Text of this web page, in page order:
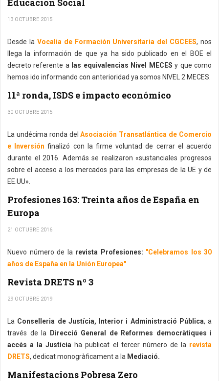
Educación Social
13 OCTUBRE 2015
Desde la Vocalia de Formación Universitaria del CGCEES, nos
llega la información de que ya ha sido publicado en el BOE el
decreto referente a las equivalencias Nivel MECES y que como
hemos ido informando con anterioridad ya somos NIVEL 2 MECES.
11ª ronda, ISDS e impacto económico
30 OCTUBRE 2015
La undécima ronda delAsociación Transatlántica de Comercio
e Inversión finalizó con la firme voluntad de cerrar el acuerdo
durante el 2016. Además se realizaron «sustanciales progresos
sobre el acceso a los mercados para las empresas de la UE y de
EE.UU».
Profesiones 163: Treinta años de España en
Europa
21 OCTUBRE 2016
Nuevo número de la revista Profesiones: "Celebramos los 30
años de España en la Unión Europea"
Revista DRETS nº 3
29 OCTUBRE 2019
La Conselleria de Justícia, Interior i Administració Pública, a
través de la
Direcció General de Reformes democràtiques i
accés a la Justícia ha publicat el tercer número de la revista
DRETS, dedicat monogràficament a la Mediació.
Manifestacions Pobresa Zero